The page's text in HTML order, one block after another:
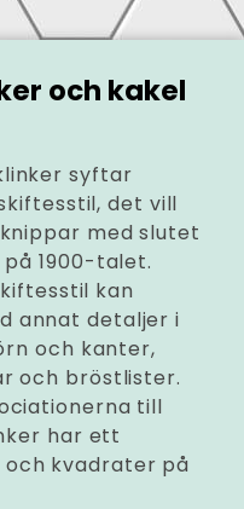
och kakel
syftar
det vill
med slutet
1900-talet.
kan
annat detaljer i
och kanter,
och bröstlister.
till
har ett
kvadrater på